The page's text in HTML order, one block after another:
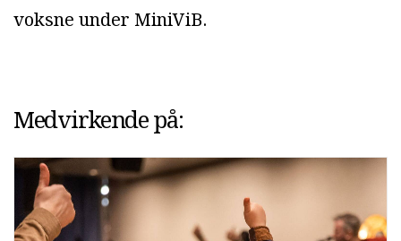
voksne under MiniViB.
Medvirkende på: